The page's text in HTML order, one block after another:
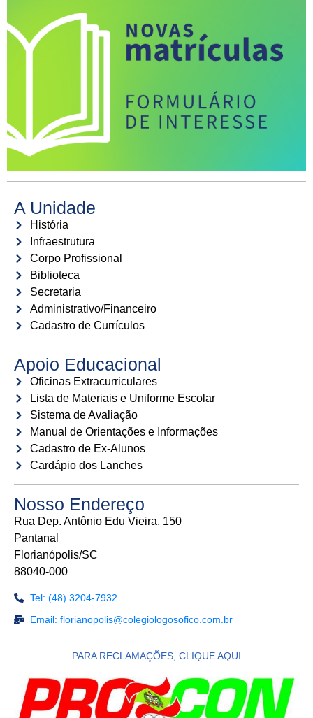
A Unidade
História
Infraestrutura
Corpo Profissional
Biblioteca
Secretaria
Administrativo/Financeiro
Cadastro de Currículos
Apoio Educacional
Oficinas Extracurriculares
Lista de Materiais e Uniforme Escolar
Sistema de Avaliação
Manual de Orientações e Informações
Cadastro de Ex-Alunos
Cardápio dos Lanches
Nosso Endereço
Rua Dep. Antônio Edu Vieira, 150
Pantanal
Florianópolis/SC
88040-000
Tel: (48) 3204-7932
Email: florianopolis@colegiologosofico.com.br
PARA RECLAMAÇÕES, CLIQUE AQUI